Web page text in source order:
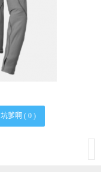
坑爹啊 ( 0)